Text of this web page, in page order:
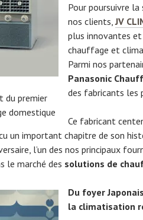
du premier
domestique
Pour poursuivre
nos clients,JV
plus innovantes
chauffage et
Parmi nos
Panasonic
des fabricants les
Ce fabricant
un important chapitre de son
l’un des nos principaux
le marché des solutions de
Du foyer
la climatisation